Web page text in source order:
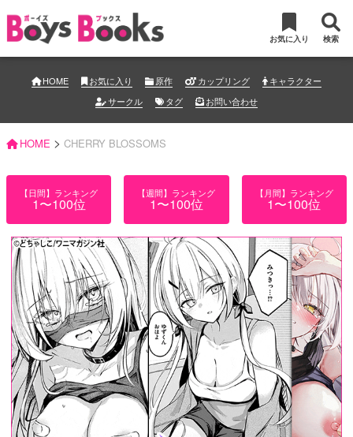
お気に入り 検索
HOME お気に入り 原作 カップリング
キャラクター
サークル
タグ お問い合わせ
HOME > CHERRY BLOSSOMS
【日間】ランキング
1〜100位
【週間】ランキング
1〜100位
【月間】ランキング
1〜100位